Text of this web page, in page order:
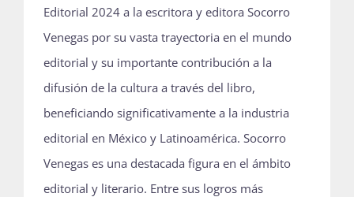
Editorial 2024 a la escritora y editora Socorro
Venegas por su vasta trayectoria en el mundo
editorial y su importante contribución a la
difusión de la cultura a través del libro,
beneficiando significativamente a la industria
editorial en México y Latinoamérica. Socorro
Venegas es una destacada figura en el ámbito
editorial y literario. Entre sus logros más